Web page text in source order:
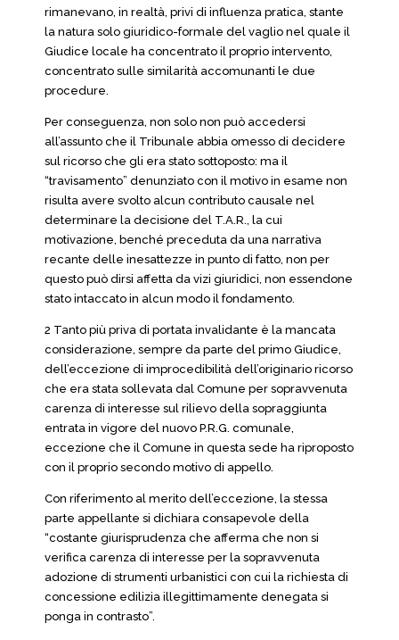
rimanevano, in realtà, privi di influenza pratica, stante
la natura solo giuridico-formale del vaglio nel quale il
Giudice locale ha concentrato il proprio intervento,
concentrato sulle similarità accomunanti le due
procedure.
Per conseguenza, non solo non può accedersi
all’assunto che il Tribunale abbia omesso di decidere
sul ricorso che gli era stato sottoposto: ma il
“travisamento” denunziato con il motivo in esame non
risulta avere svolto alcun contributo causale nel
determinare la decisione del T.A.R., la cui
motivazione, benché preceduta da una narrativa
recante delle inesattezze in punto di fatto, non per
questo può dirsi affetta da vizi giuridici, non essendone
stato intaccato in alcun modo il fondamento.
2 Tanto più priva di portata invalidante è la mancata
considerazione, sempre da parte del primo Giudice,
dell’eccezione di improcedibilità dell’originario ricorso
che era stata sollevata dal Comune per sopravvenuta
carenza di interesse sul rilievo della sopraggiunta
entrata in vigore del nuovo P.R.G. comunale,
eccezione che il Comune in questa sede ha riproposto
con il proprio secondo motivo di appello.
Con riferimento al merito dell’eccezione, la stessa
parte appellante si dichiara consapevole della
“costante giurisprudenza che afferma che non si
verifica carenza di interesse per la sopravvenuta
adozione di strumenti urbanistici con cui la richiesta di
concessione edilizia illegittimamente denegata si
ponga in contrasto”.